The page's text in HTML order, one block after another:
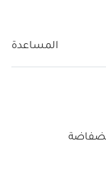
المساعدة